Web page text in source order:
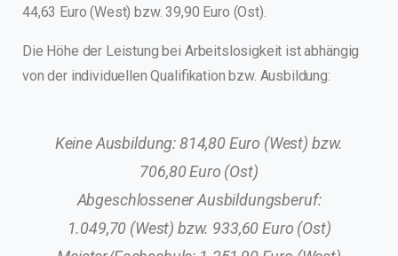
44,63 Euro (West) bzw. 39,90 Euro (Ost).
Die Höhe der Leistung bei Arbeitslosigkeit ist abhängig
von der individuellen Qualifikation bzw. Ausbildung:
Keine Ausbildung: 814,80 Euro (West) bzw.
706,80 Euro (Ost)
Abgeschlossener Ausbildungsberuf:
1.049,70 (West) bzw. 933,60 Euro (Ost)